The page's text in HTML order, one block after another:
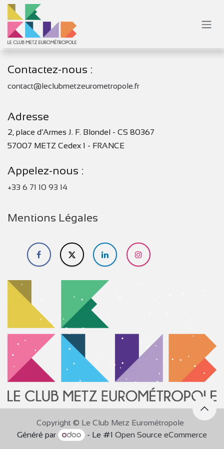
Se rendre au contenu
Contactez-nous :
contact@leclubmetzeurometropole.fr
Adresse
2, place d’Armes J. F. Blondel - CS 80367
57007 METZ Cedex 1 - FRANCE
Appelez-nous :
+33 6 71 10 93 14
Mentions Légales
Copyright © Le Club Metz Eurométropole
Généré par
- Le #1Open Source eCommerce